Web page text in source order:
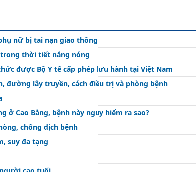
nữ bị tai nạn giao thông
thời tiết nắng nóng
được Bộ Y tế cấp phép lưu hành tại Việt Nam
đường lây truyền, cách điều trị và phòng bệnh
ở Cao Bằng, bệnh này nguy hiểm ra sao?
chống dịch bệnh
suy đa tạng
cao tuổi